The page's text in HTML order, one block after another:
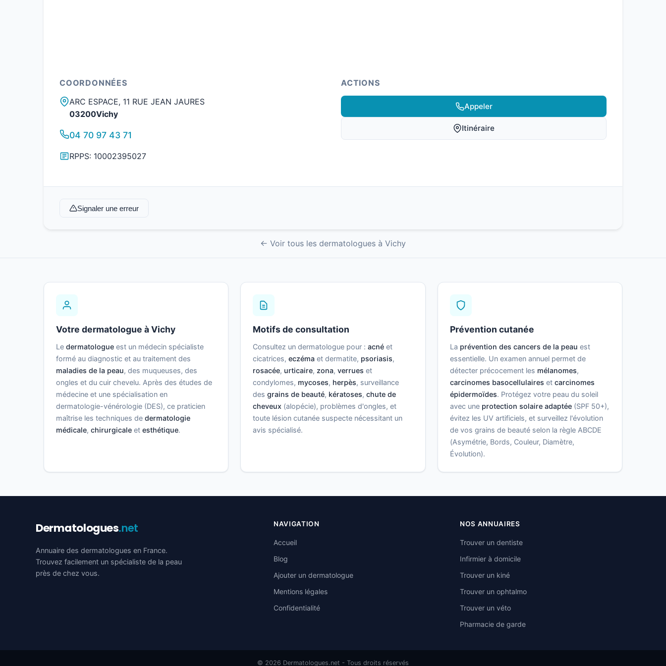
COORDONNÉES
ARC ESPACE, 11 RUE JEAN JAURES
03200Vichy
04 70 97 43 71
RPPS: 10002395027
ACTIONS
Appeler
Itinéraire
Signaler une erreur
← Voir tous les dermatologues à Vichy
Votre dermatologue à Vichy
Le dermatologue est un médecin spécialiste
formé au diagnostic et au traitement des
maladies de la peau, des muqueuses, des
ongles et du cuir chevelu. Après des études de
médecine et une spécialisation en
dermatologie-vénérologie (DES), ce praticien
maîtrise les techniques de dermatologie
médicale, chirurgicale et esthétique.
Motifs de consultation
Consultez un dermatologue pour :acné et
cicatrices,eczéma et dermatite, psoriasis,
rosacée, urticaire, zona,verrues et
condylomes, mycoses, herpès, surveillance
desgrains de beauté, kératoses,chute de
cheveux (alopécie), problèmes d'ongles, et
toute lésion cutanée suspecte nécessitant un
avis spécialisé.
Prévention cutanée
La prévention des cancers de la peau est
essentielle. Un examen annuel permet de
détecter précocement les mélanomes,
carcinomes basocellulaires et carcinomes
épidermoïdes. Protégez votre peau du soleil
avec une protection solaire adaptée(SPF 50+),
évitez les UV artificiels, et surveillez l'évolution
de vos grains de beauté selon la règle ABCDE
(Asymétrie, Bords, Couleur, Diamètre,
Évolution).
Dermatologues.net
Annuaire des dermatologues en France.
Trouvez facilement un spécialiste de la peau
près de chez vous.
NAVIGATION
Accueil
Blog
Ajouter un dermatologue
Mentions légales
Confidentialité
NOS ANNUAIRES
Trouver un dentiste
Infirmier à domicile
Trouver un kiné
Trouver un ophtalmo
Trouver un véto
Pharmacie de garde
© 2026 Dermatologues.net - Tous droits réservés